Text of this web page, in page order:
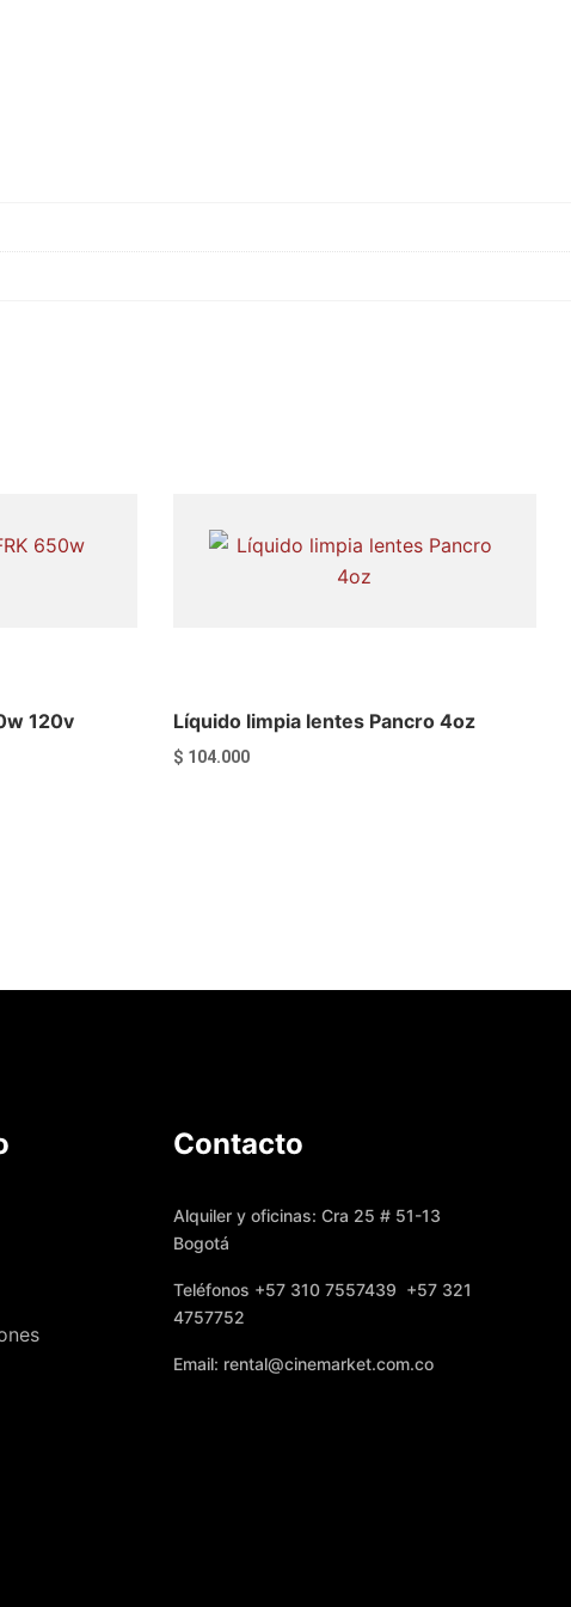
120v Líquido limpia lentes Pancro 4oz
$ 104.000
Contacto
Alquiler y oficinas: Cra 25 # 51-13
Bogotá
Teléfonos +57 310 7557439 +57 321
4757752
Email: rental@cinemarket.com.co